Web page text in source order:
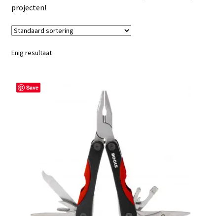
Videos
Winkelwagen
projecten!
Enig resultaat
Save